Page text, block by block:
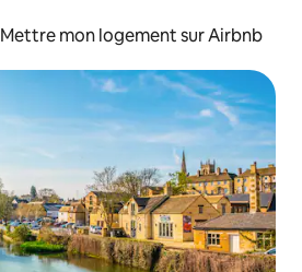
Mettre mon logement sur Airbnb